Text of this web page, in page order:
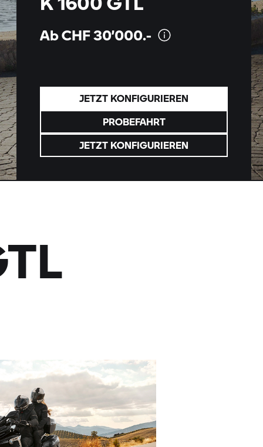
Ab CHF30’000.-
JETZT KONFIGURIEREN
PROBEFAHRT
JETZT KONFIGURIEREN